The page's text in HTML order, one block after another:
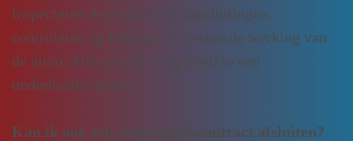
inspecteren de elektrische aansluitingen,
controleren op lekkages en testen de werking van
de airco. Alles wordt vastgelegd in een
onderhoudsrapport.
Kan ik ook een onderhoudscontract afsluiten?